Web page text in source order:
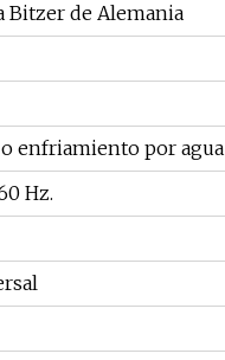
Bitzer de Alemania
enfriamiento por agua
Hz.